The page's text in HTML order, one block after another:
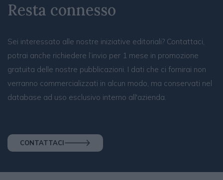
Resta connesso
Sei interessato alle nostre iniziative editoriali? Contattaci,
potrai anche richiedere l’invio per 1 mese in promozione
gratuita delle nostre pubblicazioni. I dati che ci fornirai non
verranno commercializzati in alcun modo, ma conservati nel
database ad uso esclusivo interno all'azienda.
CONTATTACI